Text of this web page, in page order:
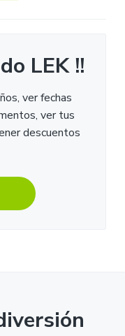
LEK !!
ver fechas
ver tus
descuentos